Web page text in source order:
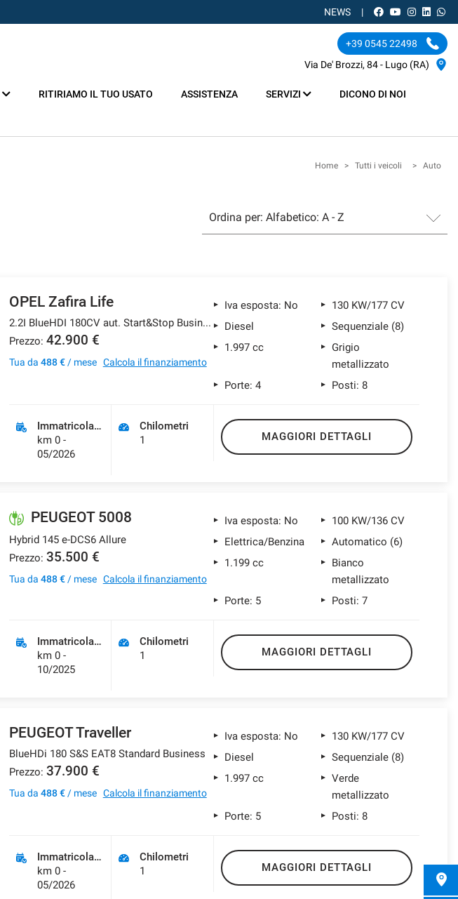
NEWS
+39 0545 22498
Via De' Brozzi, 84 - Lugo (RA)
RITIRIAMO IL TUO USATO ASSISTENZA SERVIZI DICONO DI NOI
Home > Tutti i veicoli > Auto
OPEL Zafira Life
2.2I BlueHDI 180CV aut. Start&Stop Business Elega
Prezzo: 42.900 €
Tua da 488 €/ mese Calcola il finanziamento
Iva esposta: No
130 KW/177 CV
Diesel
Sequenziale (8)
1.997 cc
Grigio
metallizzato
Porte: 4
Posti: 8
Immatricolazione
km 0 -
05/2026
Chilometri
1
MAGGIORI DETTAGLI
PEUGEOT 5008
Hybrid 145 e-DCS6 Allure
Prezzo: 35.500 €
Tua da 488 €/ mese Calcola il finanziamento
Iva esposta: No
100 KW/136 CV
Elettrica/Benzina
Automatico (6)
1.199 cc
Bianco
metallizzato
Porte: 5
Posti: 7
Immatricolazione
km 0 -
10/2025
Chilometri
1
MAGGIORI DETTAGLI
PEUGEOT Traveller
BlueHDi 180 S&S EAT8 Standard Business
Prezzo: 37.900 €
Tua da 488 €/ mese Calcola il finanziamento
Iva esposta: No
130 KW/177 CV
Diesel
Sequenziale (8)
1.997 cc
Verde
metallizzato
Porte: 5
Posti: 8
Immatricolazione
km 0 -
05/2026
Chilometri
1
MAGGIORI DETTAGLI